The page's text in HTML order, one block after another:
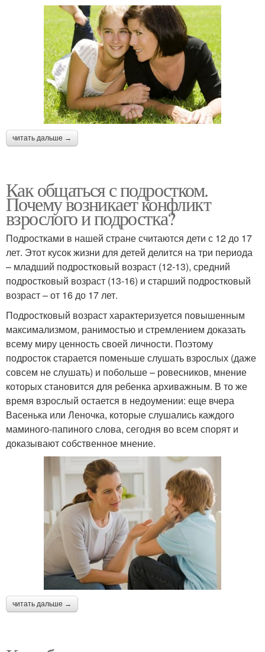
читать дальше →
Как общаться с подростком.
Почему возникает конфликт
взрослого и подростка?
Подростками в нашей стране считаются дети с 12 до 17
лет. Этот кусок жизни для детей делится на три периода
– младший подростковый возраст (12-13), средний
подростковый возраст (13-16) и старший подростковый
возраст – от 16 до 17 лет.
Подростковый возраст характеризуется повышенным
максимализмом, ранимостью и стремлением доказать
всему миру ценность своей личности. Поэтому
подросток старается поменьше слушать взрослых (даже
совсем не слушать) и побольше – ровесников, мнение
которых становится для ребенка архиважным. В то же
время взрослый остается в недоумении: еще вчера
Васенька или Леночка, которые слушались каждого
маминого-папиного слова, сегодня во всем спорят и
доказывают собственное мнение.
читать дальше →